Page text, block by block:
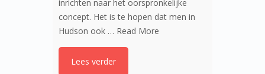
inrichten naar het oorspronkelijke
concept. Het is te hopen dat men in
Hudson ook … Read More